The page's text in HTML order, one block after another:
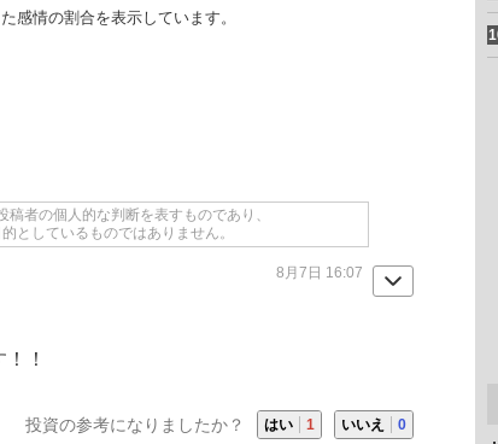
感情の割合を表示しています。
者の個人的な判断を表すものであり、
としているものではありません。
8月7日 16:07
！
投資の参考になりましたか？ はい 1 いいえ 0